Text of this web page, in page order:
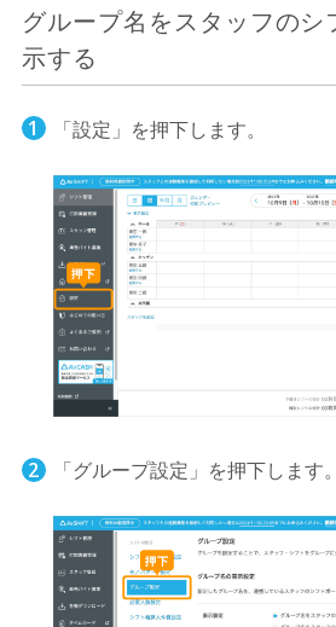
グループ名をスタッフのシ
示する
「設定」を押下します。
「グループ設定」を押下します。